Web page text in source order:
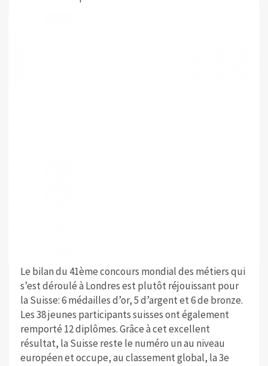
Le bilan du 41ème concours mondial des métiers qui
s’est déroulé à Londres est plutôt réjouissant pour
la Suisse: 6 médailles d’or, 5 d’argent et 6 de bronze.
Les 38 jeunes participants suisses ont également
remporté 12 diplômes. Grâce à cet excellent
résultat, la Suisse reste le numéro un au niveau
européen et occupe, au classement global, la 3e